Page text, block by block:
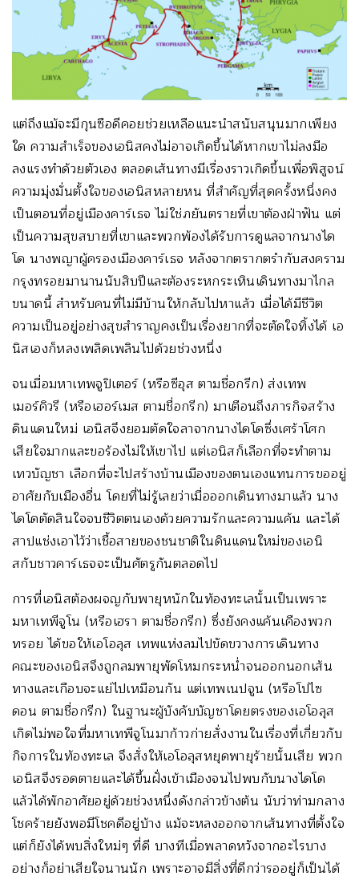
แต่ถึงแม้จะมีกุนซือดีคอยช่วยเหลือแนะนำสนับสนุนมากเพียง
ใด ความสำเร็จของเอนิสคงไม่อาจเกิดขึ้นได้หากเขาไม่ลงมือ
ลงแรงทำด้วยตัวเอง ตลอดเส้นทางมีเรื่องราวเกิดขึ้นเพื่อพิสูจน์
ความมุ่งมั่นตั้งใจของเอนิสหลายหน ที่สำคัญที่สุดครั้งหนึ่งคง
เป็นตอนที่อยู่เมืองคาร์เธจ ไม่ใช่ภยันตรายที่เขาต้องฝ่าฟัน แต่
เป็นความสุขสบายที่เขาและพวกพ้องได้รับการดูแลจากนางได
โด นางพญาผู้ครองเมืองคาร์เธจ หลังจากตรากตรำกับสงคราม
กรุงทรอยมานานนับสิบปีและต้องระหกระเหินเดินทางมาไกล
ขนาดนี้ สำหรับคนที่ไม่มีบ้านให้กลับไปหาแล้ว เมื่อได้มีชีวิต
ความเป็นอยู่อย่างสุขสำราญคงเป็นเรื่องยากที่จะตัดใจทิ้งได้ เอ
นิสเองก็หลงเพลิดเพลินไปด้วยช่วงหนึ่ง
จนเมื่อมหาเทพจูปิเตอร์ (หรือซีอุส ตามชื่อกรีก) ส่งเทพ
เมอร์คิวรี (หรือเฮอร์เมส ตามชื่อกรีก) มาเตือนถึงภารกิจสร้าง
ดินแดนใหม่ เอนิสจึงยอมตัดใจลาจากนางไดโดซึ่งเศร้าโศก
เสียใจมากและขอร้องไม่ให้เขาไป แต่เอนิสก็เลือกที่จะทำตาม
เทวบัญชา เลือกที่จะไปสร้างบ้านเมืองของตนเองแทนการขออยู่
อาศัยกับเมืองอื่น โดยที่ไม่รู้เลยว่าเมื่อออกเดินทางมาแล้ว นาง
ไดโดตัดสินใจจบชีวิตตนเองด้วยความรักและความแค้น และได้
สาปแช่งเอาไว้ว่าเชื้อสายของชนชาติในดินแดนใหม่ของเอนิ
สกับชาวคาร์เธจจะเป็นศัตรูกันตลอดไป
การที่เอนิสต้องผจญกับพายุหนักในท้องทะเลนั้นเป็นเพราะ
มหาเทพีจูโน (หรือเฮรา ตามชื่อกรีก) ซึ่งยังคงแค้นเคืองพวก
ทรอย ได้ขอให้เอโอลุส เทพแห่งลมไปขัดขวางการเดินทาง
คณะของเอนิสจึงถูกลมพายุพัดโหมกระหน่ำจนออกนอกเส้น
ทางและเกือบจะแย่ไปเหมือนกัน แต่เทพเนปจูน (หรือโปไซ
ดอน ตามชื่อกรีก) ในฐานะผู้บังคับบัญชาโดยตรงของเอโอลุส
เกิดไม่พอใจที่มหาเทพีจูโนมาก้าวก่ายสั่งงานในเรื่องที่เกี่ยวกับ
กิจการในท้องทะเล จึงสั่งให้เอโอลุสหยุดพายุร้ายนั้นเสีย พวก
เอนิสจึงรอดตายและได้ขึ้นฝั่งเข้าเมืองจนไปพบกับนางไดโด
แล้วได้พักอาศัยอยู่ด้วยช่วงหนึ่งดังกล่าวข้างต้น นับว่าท่ามกลาง
โชคร้ายยังพอมีโชคดีอยู่บ้าง แม้จะหลงออกจากเส้นทางที่ตั้งใจ
แต่ก็ยังได้พบสิ่งใหม่ๆ ที่ดี บางทีเมื่อพลาดหวังจากอะไรบาง
อย่างก็อย่าเสียใจนานนัก เพราะอาจมีสิ่งที่ดีกว่ารออยู่ก็เป็นได้